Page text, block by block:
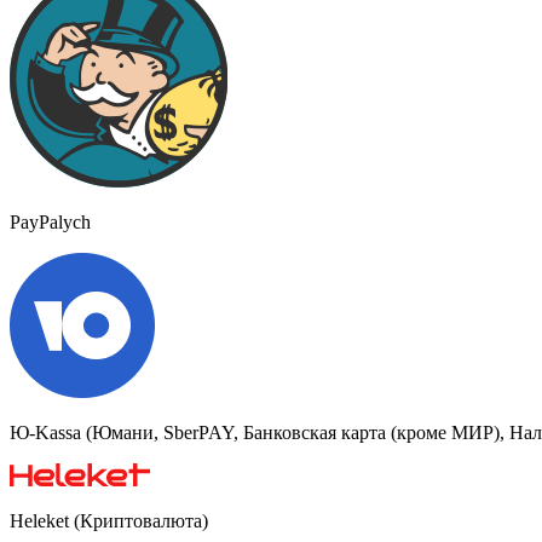
PayPalych
Ю-Kassa (Юмани, SberPAY, Банковская карта (кроме МИР),
Heleket (Криптовалюта)